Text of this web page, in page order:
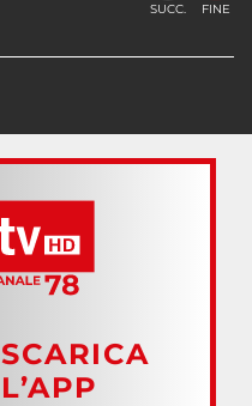
SUCC. FINE
SCARICA
L’APP